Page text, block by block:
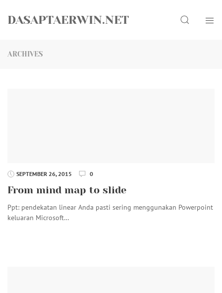
DASAPTAERWIN.NET Search
ARCHIVES
SEPTEMBER 26, 2015 0
From mind map to slide
Ppt: pendekatan linear Anda pasti sering menggunakan Powerpoint
keluaran Microsoft…